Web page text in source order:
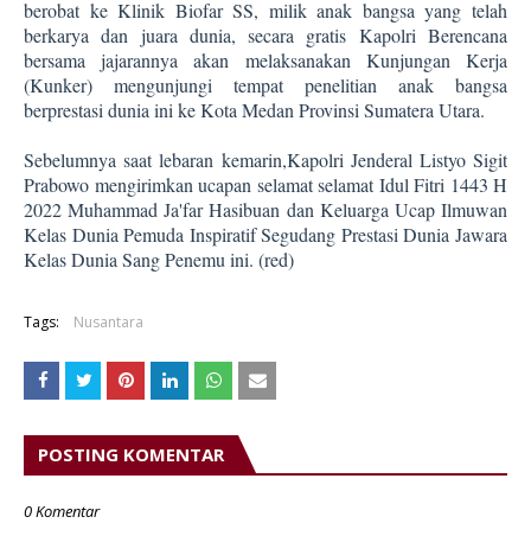
berobat ke Klinik Biofar SS, milik anak bangsa yang telah
berkarya dan juara dunia, secara gratis Kapolri Berencana
bersama jajarannya akan melaksanakan Kunjungan Kerja
(Kunker) mengunjungi tempat penelitian anak bangsa
berprestasi dunia ini ke Kota Medan Provinsi Sumatera Utara.
Sebelumnya saat lebaran kemarin,Kapolri Jenderal Listyo Sigit
Prabowo mengirimkan ucapan selamat selamat Idul Fitri 1443 H
2022 Muhammad Ja'far Hasibuan dan Keluarga Ucap Ilmuwan
Kelas Dunia Pemuda Inspiratif Segudang Prestasi Dunia Jawara
Kelas Dunia Sang Penemu ini. (red)
Tags: Nusantara
POSTING KOMENTAR
0 Komentar